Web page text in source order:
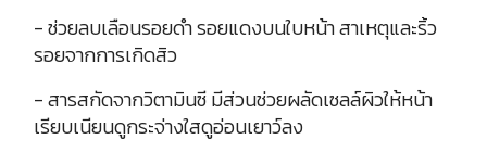
- ช่วยลบเลือนรอยดำ รอยแดงบนใบหน้า สาเหตุและริ้ว
รอยจากการเกิดสิว
- สารสกัดจากวิตามินซี มีส่วนช่วยผลัดเซลล์ผิวให้หน้า
เรียบเนียนดูกระจ่างใสดูอ่อนเยาว์ลง